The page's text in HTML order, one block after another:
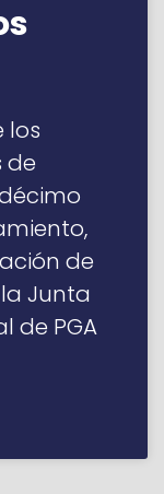
los
de
de
Junta
de PGA